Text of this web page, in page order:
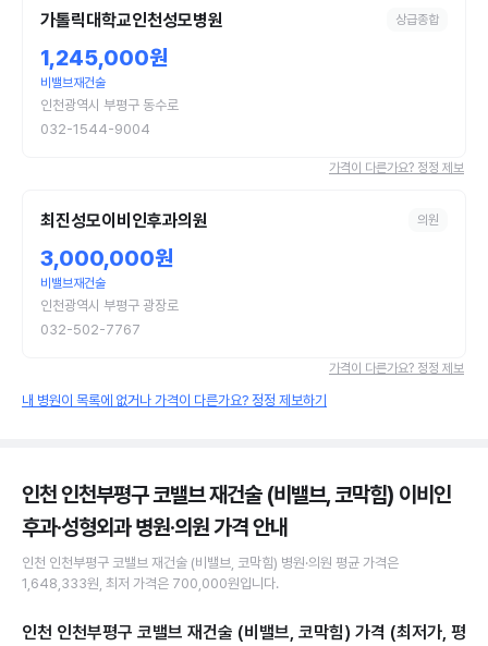
가톨릭대학교인천성모병원 상급종합
1,245,000원
비밸브재건술
인천광역시 부평구 동수로
032-1544-9004
가격이 다른가요? 정정 제보
최진성모이비인후과의원 의원
3,000,000원
비밸브재건술
인천광역시 부평구 광장로
032-502-7767
가격이 다른가요? 정정 제보
내 병원이 목록에 없거나 가격이 다른가요? 정정 제보하기
인천 인천부평구 코밸브 재건술 (비밸브, 코막힘) 이비인
후과·성형외과 병원·의원가격 안내
인천 인천부평구 코밸브 재건술 (비밸브, 코막힘) 병원·의원 평균 가격은
1,648,333원 , 최저 가격은 700,000원입니다.
인천 인천부평구 코밸브 재건술 (비밸브, 코막힘) 가격 (최저가, 평